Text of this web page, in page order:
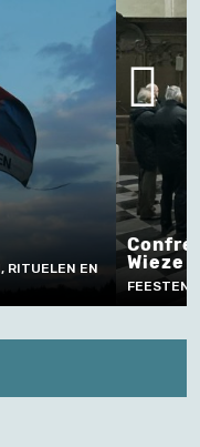
RITUELEN EN
Wieze
FEESTEN,